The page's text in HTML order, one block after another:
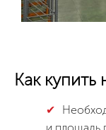
Как